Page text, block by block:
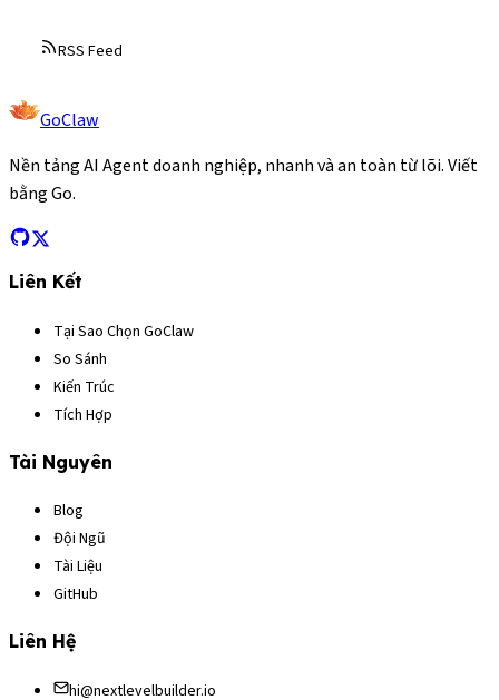
RSS Feed
GoClaw
Nền tảng AI Agent doanh nghiệp, nhanh và an toàn từ lõi. Viết
bằng Go.
Liên Kết
Tại Sao Chọn GoClaw
So Sánh
Kiến Trúc
Tích Hợp
Tài Nguyên
Blog
Đội Ngũ
Tài Liệu
GitHub
Liên Hệ
hi@nextlevelbuilder.io